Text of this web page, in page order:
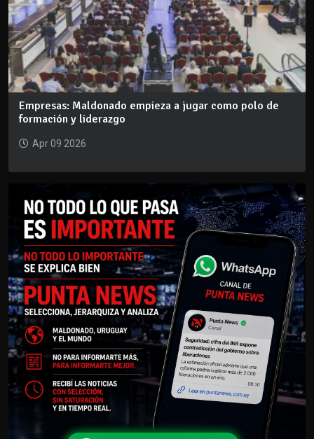
Empresas: Maldonado empieza a jugar como polo de
formación y liderazgo
Apr 09 2026